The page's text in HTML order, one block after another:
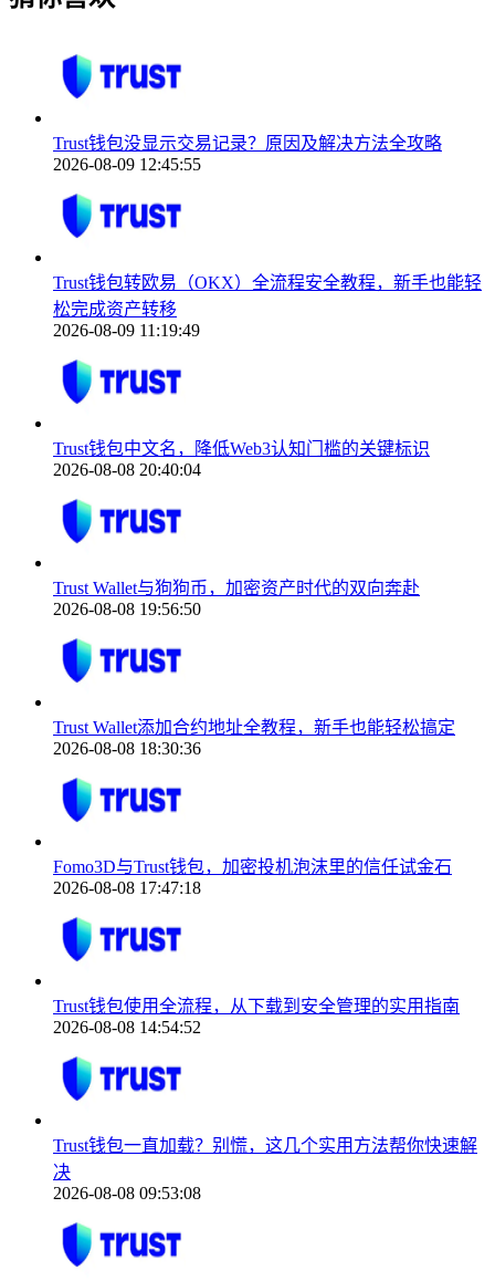
Trust钱包没显示交易记录？原因及解决方法全攻略
2026-08-09 12:45:55
Trust钱包转欧易（OKX）全流程安全教程，新手也能轻
松完成资产转移
2026-08-09 11:19:49
Trust钱包中文名，降低Web3认知门槛的关键标识
2026-08-08 20:40:04
Trust Wallet与狗狗币，加密资产时代的双向奔赴
2026-08-08 19:56:50
Trust Wallet添加合约地址全教程，新手也能轻松搞定
2026-08-08 18:30:36
Fomo3D与Trust钱包，加密投机泡沫里的信任试金石
2026-08-08 17:47:18
Trust钱包使用全流程，从下载到安全管理的实用指南
2026-08-08 14:54:52
Trust钱包一直加载？别慌，这几个实用方法帮你快速解
决
2026-08-08 09:53:08